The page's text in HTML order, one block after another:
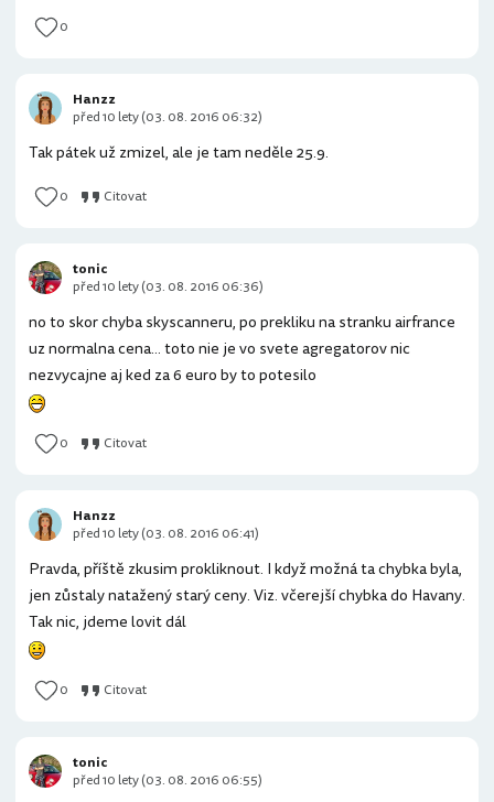
0
Tak pátek už zmizel, ale je tam neděle 25.9.
0 Citovat
Hanzz
před 10 lety (03. 08. 2016 06:32)
no to skor chyba skyscanneru, po prekliku na stranku airfrance
uz normalna cena... toto nie je vo svete agregatorov nic
nezvycajne aj ked za 6 euro by to potesilo
0 Citovat
tonic
před 10 lety (03. 08. 2016 06:36)
Pravda, příště zkusim prokliknout. I když možná ta chybka byla,
jen zůstaly natažený starý ceny. Viz. včerejší chybka do Havany.
Tak nic, jdeme lovit dál
0 Citovat
Hanzz
před 10 lety (03. 08. 2016 06:41)
tonic
před 10 lety (03. 08. 2016 06:55)